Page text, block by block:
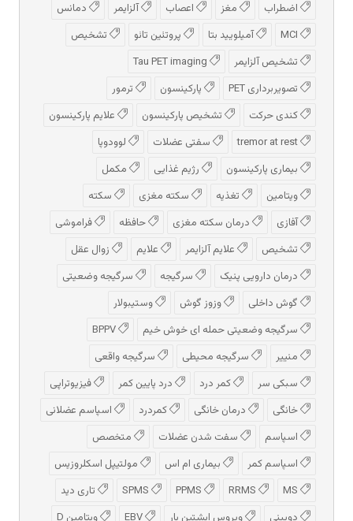
اضطراب
مغز اعصاب آلزایمر
دمانس
آمیلویید بتا پروتئین تائو
تشخیص
تشخیص آلزایمر
تصویربرداری PET
پارکینسون
ترمور
کندی حرکت
تشخیص پارکینسون
علایم پارکینسون
سفتی عضلات
لوودوپا
بیماری پارکینسون
رژیم غذایی
مکمل
ویتامین
تغذیه سکته مغزی
سکته
آفازی
درمان سکته مغزی حافظه
فراموشی
تشخیص
علایم آلزایمر علایم
زوال عقل
درمان دارویی پنیک
سرگیجه
سرگیجه وضعیتی
گوش داخلی
وزوز گوش
وستیبولار
سرگیجه وضعیتی حمله ای خوش خیم
منییر
سرگیجه محیطی
سرگیجه واقعی
سبکی سر
کمر درد درد پایین کمر
فیزیوتراپی
خانگی
درمان خانگی کمردرد
اسپاسم عضلانی
اسپاسم
سفت شدن عضلات
متخصص
اسپاسم کمر
بیماری ام اس
مولتیپل اسکلروزیس
تاری دید
دوبینی
ویروس اپشتین بار ویتامین D